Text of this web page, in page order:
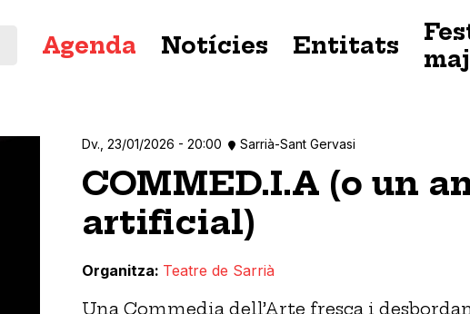
principal
Agenda Notícies Entitats
Dv., 23/01/2026 - 20:00 Sarrià-Sant Gervasi
COMMED.I.A (o un
artificial)
Organitza Teatre de Sarrià
Una Commedia dell’Arte fresca i